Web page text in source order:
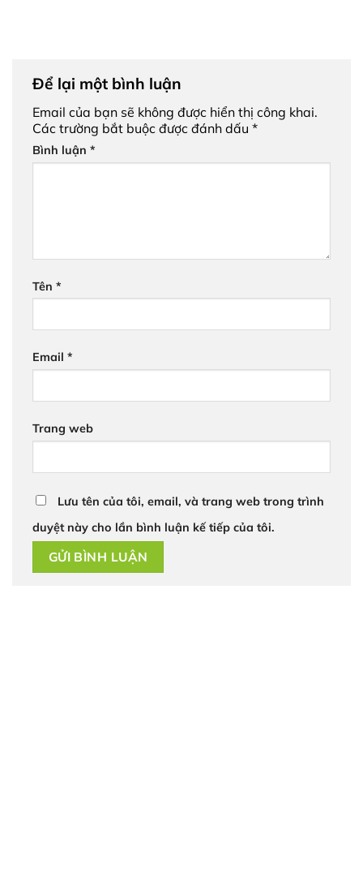
Để lại một bình luận
Email của bạn sẽ không được hiển thị công khai.
Các trường bắt buộc được đánh dấu *
Bình luận *
Tên *
Email *
Trang web
Lưu tên của tôi, email, và trang web trong trình
duyệt này cho lần bình luận kế tiếp của tôi.